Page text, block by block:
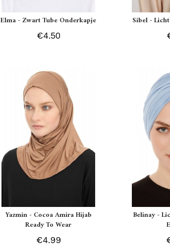
Elma - Zwart Tube Onderkapje
€4.50
Sibel -
Yazmin - Cocoa Amira Hijab
Ready To Wear
€4.99
Belinay -